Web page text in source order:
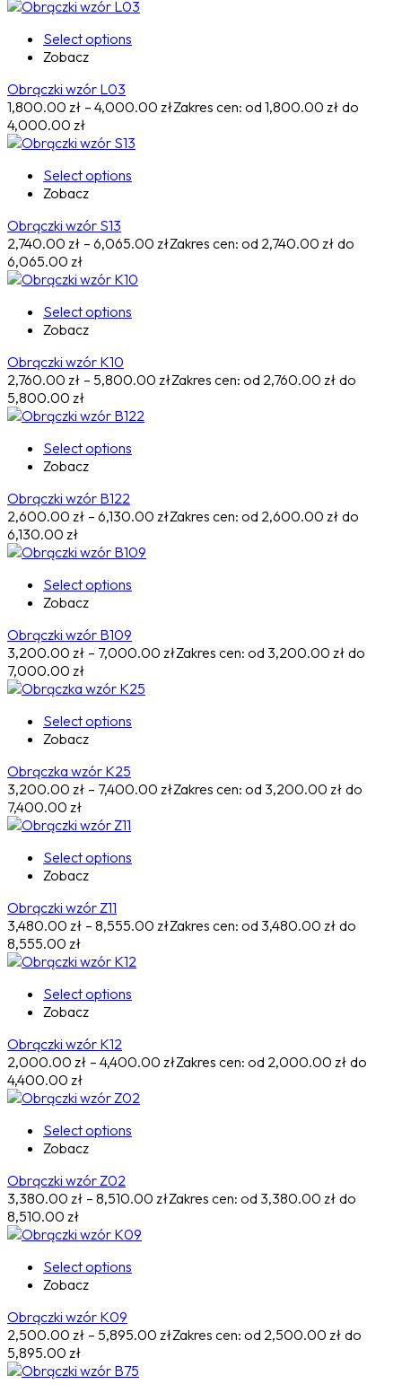
Select options
Zobacz
Obrączki wzór L03
1,800.00 zł – 4,000.00 złZakres cen: od 1,800.00 zł do
4,000.00 zł
Select options
Zobacz
Obrączki wzór S13
2,740.00 zł – 6,065.00 złZakres cen: od 2,740.00 zł do
6,065.00 zł
Select options
Zobacz
Obrączki wzór K10
2,760.00 zł – 5,800.00 złZakres cen: od 2,760.00 zł do
5,800.00 zł
Select options
Zobacz
Obrączki wzór B122
2,600.00 zł – 6,130.00 złZakres cen: od 2,600.00 zł do
6,130.00 zł
Select options
Zobacz
Obrączki wzór B109
3,200.00 zł – 7,000.00 złZakres cen: od 3,200.00 zł do
7,000.00 zł
Select options
Zobacz
Obrączka wzór K25
3,200.00 zł – 7,400.00 złZakres cen: od 3,200.00 zł do
7,400.00 zł
Select options
Zobacz
Obrączki wzór Z11
3,480.00 zł – 8,555.00 złZakres cen: od 3,480.00 zł do
8,555.00 zł
Select options
Zobacz
Obrączki wzór K12
2,000.00 zł – 4,400.00 złZakres cen: od 2,000.00 zł do
4,400.00 zł
Select options
Zobacz
Obrączki wzór Z02
3,380.00 zł – 8,510.00 złZakres cen: od 3,380.00 zł do
8,510.00 zł
Select options
Zobacz
Obrączki wzór K09
2,500.00 zł – 5,895.00 złZakres cen: od 2,500.00 zł do
5,895.00 zł